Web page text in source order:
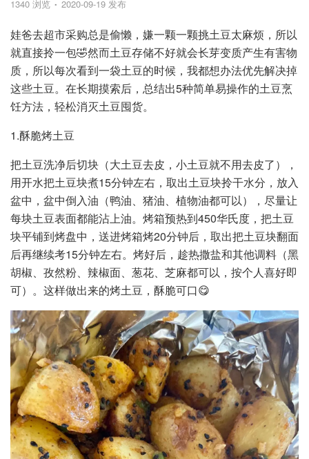
1340 浏览 2020-09-19 发布
娃爸去超市采购总是偷懒，嫌一颗一颗挑土豆太麻烦，所以
就直接拎一包🤣然而土豆存储不好就会长芽变质产生有害物
质，所以每次看到一袋土豆的时候，我都想办法优先解决掉
这些土豆。在长期摸索后，总结出5种简单易操作的土豆烹
饪方法，轻松消灭土豆囤货。
1.酥脆烤土豆
把土豆洗净后切块（大土豆去皮，小土豆就不用去皮了），
用开水把土豆块煮15分钟左右，取出土豆块拎干水分，放入
盆中，盆中倒入油（鸭油、猪油、植物油都可以），尽量让
每块土豆表面都能沾上油。烤箱预热到450华氏度，把土豆
块平铺到烤盘中，送进烤箱烤20分钟后，取出把土豆块翻面
后再继续考15分钟左右。烤好后，趁热撒盐和其他调料（黑
胡椒、孜然粉、辣椒面、葱花、芝麻都可以，按个人喜好即
可）。这样做出来的烤土豆，酥脆可口😋